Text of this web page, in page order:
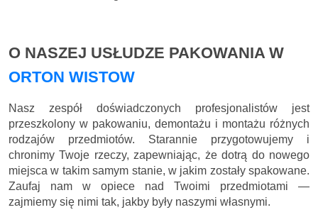
O NASZEJ USŁUDZE PAKOWANIA W
ORTON WISTOW
Nasz zespół doświadczonych profesjonalistów jest
przeszkolony w pakowaniu, demontażu i montażu różnych
rodzajów przedmiotów. Starannie przygotowujemy i
chronimy Twoje rzeczy, zapewniając, że dotrą do nowego
miejsca w takim samym stanie, w jakim zostały spakowane.
Zaufaj nam w opiece nad Twoimi przedmiotami —
zajmiemy się nimi tak, jakby były naszymi własnymi.